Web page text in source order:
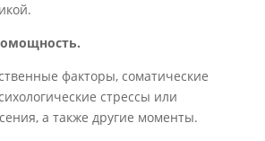
факторы, соматические
стрессы или
а также другие моменты.